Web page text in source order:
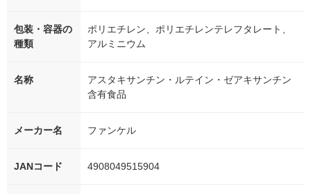
包装・容器の
種類
ポリエチレン、ポリエチレンテレフタレート、
アルミニウム
名称
アスタキサンチン・ルテイン・ゼアキサンチン
含有食品
メーカー名 ファンケル
JANコード 4908049515904